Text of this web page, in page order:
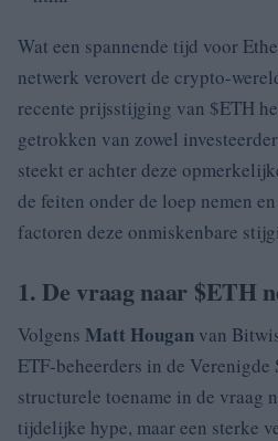
Wat een spannende tijd voor
netwerk verovert de crypto-
recente prijsstijging van $ETH
getrokken van zowel
steekt er achter deze
de feiten onder de loep nemen
factoren deze onmiskenbare
1. De vraag naar $ETH
Volgens Matt Hougan van
ETF-beheerders in de Verenigde
structurele toename in de vraag
tijdelijke hype, maar een sterke